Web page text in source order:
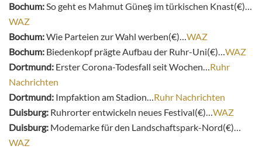
Bochum:So geht es Mahmut Güneş im türkischen Knast(€)…
WAZ
Bochum:Wie Parteien zur Wahl werben(€)…WAZ
Bochum: Biedenkopf prägte Aufbau der Ruhr-Uni(€)…WAZ
Dortmund: Erster Corona-Todesfall seit Wochen…Ruhr
Nachrichten
Dortmund: Impfaktion am Stadion…Ruhr Nachrichten
Duisburg: Ruhrorter entwickeln neues Festival(€)…WAZ
Duisburg: Modemarke für den Landschaftspark-Nord(€)…
WAZ